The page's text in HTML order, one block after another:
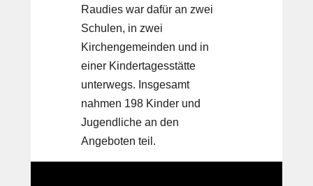
Raudies war dafür an zwei
Schulen, in zwei
Kirchengemeinden und in
einer Kindertagesstätte
unterwegs. Insgesamt
nahmen 198 Kinder und
Jugendliche an den
Angeboten teil.